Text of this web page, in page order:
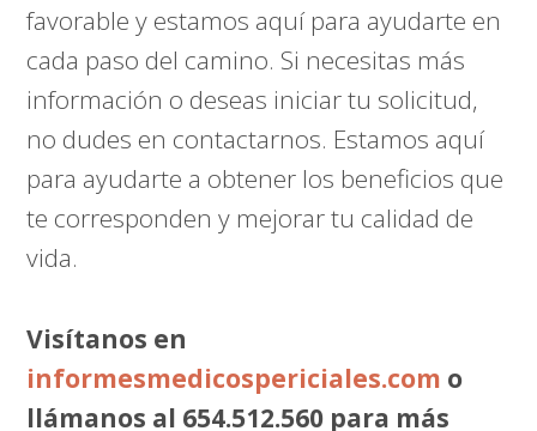
favorable y estamos aquí para ayudarte en
cada paso del camino. Si necesitas más
información o deseas iniciar tu solicitud,
no dudes en contactarnos. Estamos aquí
para ayudarte a obtener los beneficios que
te corresponden y mejorar tu calidad de
vida.
Visítanos en
informesmedicospericiales.com o
llámanos al 654.512.560 para más